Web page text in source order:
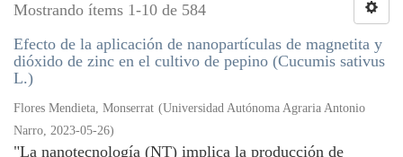
Mostrando ítems 1-10 de 584
Efecto de la aplicación de nanopartículas de magnetita y
dióxido de zinc en el cultivo de pepino (Cucumis sativus
L.)
Flores Mendieta, Monserrat (Universidad Autónoma Agraria Antonio
Narro, 2023-05-26)
"La nanotecnología (NT) implica la producción de